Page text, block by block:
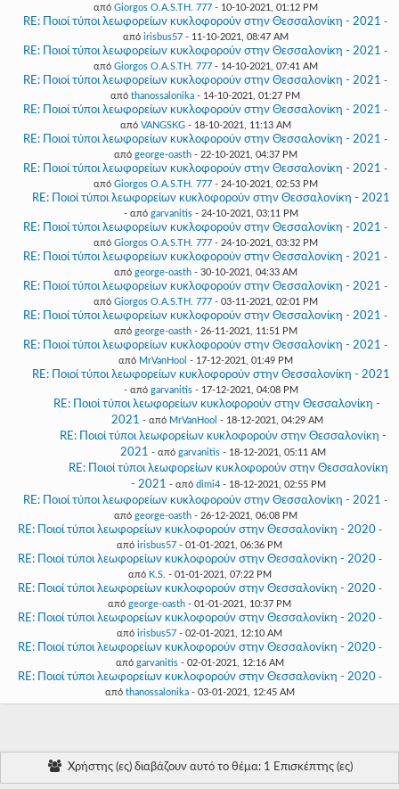
από Giorgos O.A.S.TH. 777- 10-10-2021, 01:12 PM
RE: Ποιοί τύποι λεωφορείων κυκλοφορούν στην Θεσσαλονίκη - 2021 -
από irisbus57- 11-10-2021, 08:47 AM
RE: Ποιοί τύποι λεωφορείων κυκλοφορούν στην Θεσσαλονίκη - 2021 -
από Giorgos O.A.S.TH. 777- 14-10-2021, 07:41 AM
RE: Ποιοί τύποι λεωφορείων κυκλοφορούν στην Θεσσαλονίκη - 2021 -
από thanossalonika - 14-10-2021, 01:27 PM
RE: Ποιοί τύποι λεωφορείων κυκλοφορούν στην Θεσσαλονίκη - 2021 -
από VANGSKG- 18-10-2021, 11:13 AM
RE: Ποιοί τύποι λεωφορείων κυκλοφορούν στην Θεσσαλονίκη - 2021 -
από george-oasth- 22-10-2021, 04:37 PM
RE: Ποιοί τύποι λεωφορείων κυκλοφορούν στην Θεσσαλονίκη - 2021 -
από Giorgos O.A.S.TH. 777- 24-10-2021, 02:53 PM
RE: Ποιοί τύποι λεωφορείων κυκλοφορούν στην Θεσσαλονίκη - 2021
- από garvanitis - 24-10-2021, 03:11 PM
RE: Ποιοί τύποι λεωφορείων κυκλοφορούν στην Θεσσαλονίκη - 2021 -
από Giorgos O.A.S.TH. 777- 24-10-2021, 03:32 PM
RE: Ποιοί τύποι λεωφορείων κυκλοφορούν στην Θεσσαλονίκη - 2021 -
από george-oasth- 30-10-2021, 04:33 AM
RE: Ποιοί τύποι λεωφορείων κυκλοφορούν στην Θεσσαλονίκη - 2021 -
από Giorgos O.A.S.TH. 777- 03-11-2021, 02:01 PM
RE: Ποιοί τύποι λεωφορείων κυκλοφορούν στην Θεσσαλονίκη - 2021 -
από george-oasth- 26-11-2021, 11:51 PM
RE: Ποιοί τύποι λεωφορείων κυκλοφορούν στην Θεσσαλονίκη - 2021 -
από MrVanHool - 17-12-2021, 01:49 PM
RE: Ποιοί τύποι λεωφορείων κυκλοφορούν στην Θεσσαλονίκη - 2021
- από garvanitis - 17-12-2021, 04:08 PM
RE: Ποιοί τύποι λεωφορείων κυκλοφορούν στην Θεσσαλονίκη -
2021 - από MrVanHool - 18-12-2021, 04:29 AM
RE: Ποιοί τύποι λεωφορείων κυκλοφορούν στην Θεσσαλονίκη -
2021 - από garvanitis- 18-12-2021, 05:11 AM
RE: Ποιοί τύποι λεωφορείων κυκλοφορούν στην Θεσσαλονίκη
- 2021 - από dimi4 - 18-12-2021, 02:55 PM
RE: Ποιοί τύποι λεωφορείων κυκλοφορούν στην Θεσσαλονίκη - 2021 -
από george-oasth- 26-12-2021, 06:08 PM
RE: Ποιοί τύποι λεωφορείων κυκλοφορούν στην Θεσσαλονίκη - 2020 -
από irisbus57 - 01-01-2021, 06:36 PM
RE: Ποιοί τύποι λεωφορείων κυκλοφορούν στην Θεσσαλονίκη - 2020 -
από K.S. - 01-01-2021, 07:22 PM
RE: Ποιοί τύποι λεωφορείων κυκλοφορούν στην Θεσσαλονίκη - 2020 -
από george-oasth - 01-01-2021, 10:37 PM
RE: Ποιοί τύποι λεωφορείων κυκλοφορούν στην Θεσσαλονίκη - 2020 -
από irisbus57 - 02-01-2021, 12:10 AM
RE: Ποιοί τύποι λεωφορείων κυκλοφορούν στην Θεσσαλονίκη - 2020 -
από garvanitis- 02-01-2021, 12:16 AM
RE: Ποιοί τύποι λεωφορείων κυκλοφορούν στην Θεσσαλονίκη - 2020 -
από thanossalonika- 03-01-2021, 12:45 AM
Χρήστης (ες) διαβάζουν αυτό το θέμα: 1 Επισκέπτης (ες)